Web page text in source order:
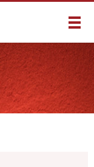
メ